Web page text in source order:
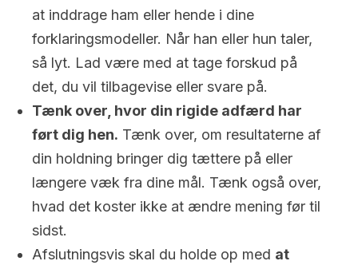
at inddrage ham eller hende i dine
forklaringsmodeller. Når han eller hun taler,
så lyt. Lad være med at tage forskud på
det, du vil tilbagevise eller svare på.
Tænk over, hvor din rigide adfærd har
ført dig hen. Tænk over, om resultaterne af
din holdning bringer dig tættere på eller
længere væk fra dine mål. Tænk også over,
hvad det koster ikke at ændre mening før til
sidst.
Afslutningsvis skal du holde op med at